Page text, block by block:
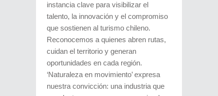
instancia clave para visibilizar el
talento, la innovación y el compromiso
que sostienen al turismo chileno.
Reconocemos a quienes abren rutas,
cuidan el territorio y generan
oportunidades en cada región.
‘Naturaleza en movimiento’ expresa
nuestra convicción: una industria que